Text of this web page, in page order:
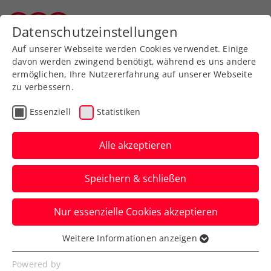
Zurück zur Newsübersicht
ATP
WTA Miami: Grabher
gelingt gewichtiges
Erfolgserlebnis
Die ÖTV-Spitzenspielerin zieht beim
Millionenturnier in Florida in die zweite
Hauptrunde ein.
Verfasst von: Manuel Wachta, 19.03.2025
Datenschutzeinstellungen
Auf unserer Webseite werden Cookies verwendet. Einige
davon werden zwingend benötigt, während es uns andere
ermöglichen, Ihre Nutzererfahrung auf unserer Webseite
zu verbessern.
Essenziell Statistiken
Alle akzeptieren
Speichern & schließen
Nur essenzielle Cookies akzeptieren
Essenziell
Essenzielle Cookies werden für grundlegende
Weitere Informationen anzeigen
Powered by